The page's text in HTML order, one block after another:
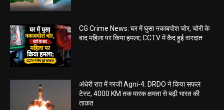
CG Crime News: घर में घुसा नकाबपोश चोर, चोरी के
बाद महिला पर किया हमला; CCTV में कैद हुई वारदात
अंधेरी रात में गरजी Agni-4: DRDO ने किया सफल
टेस्ट, 4000 KM तक मारक क्षमता से बढ़ी भारत की
ताकत